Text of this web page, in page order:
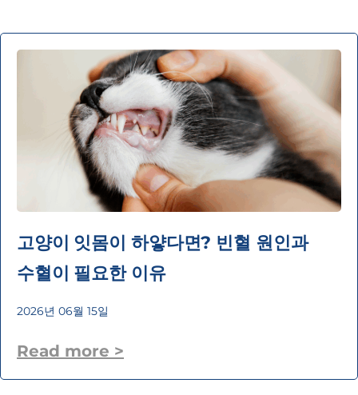
고양이 잇몸이 하얗다면? 빈혈 원인과
수혈이 필요한 이유
2026년 06월 15일
Read more >